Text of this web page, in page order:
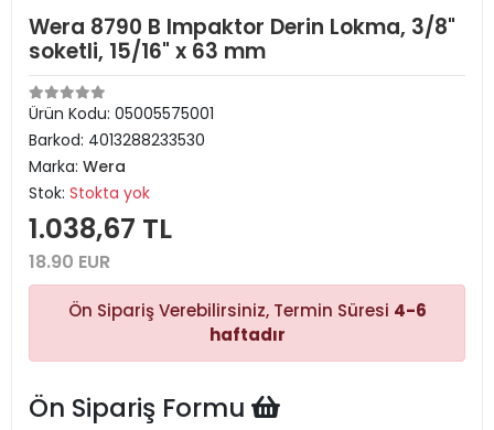
Wera 8790 B Impaktor Derin Lokma, 3/8"
soketli, 15/16" x 63 mm
Ürün Kodu: 05005575001
Barkod: 4013288233530
Marka: Wera
Stok: Stokta yok
1.038,67 TL
18.90 EUR
Ön Sipariş Verebilirsiniz, Termin Süresi 4-6
haftadır
Ön Sipariş Formu